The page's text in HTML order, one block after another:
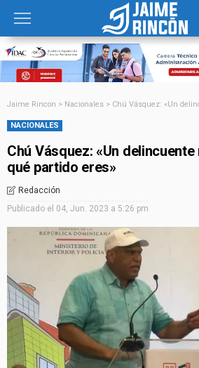
Jaime Rincon > Nacionales > Chú Vásquez: «Un
NACIONALES
Chú Vásquez: «Un
qué partido eres»
Redacción
Publicado el 04, Jun. 2023 a 5:26 pm